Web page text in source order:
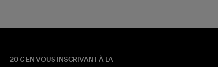
20 € EN VOUS INSCRIVANT À LA